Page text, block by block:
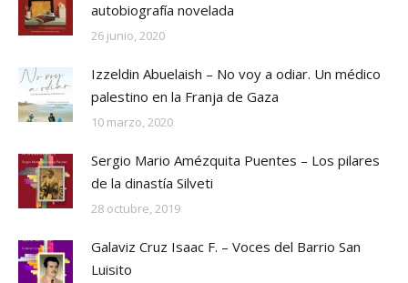
autobiografía novelada
26 junio, 2020
Izzeldin Abuelaish – No voy a odiar. Un médico
palestino en la Franja de Gaza
10 marzo, 2020
Sergio Mario Amézquita Puentes – Los pilares
de la dinastía Silveti
28 octubre, 2019
Galaviz Cruz Isaac F. – Voces del Barrio San
Luisito